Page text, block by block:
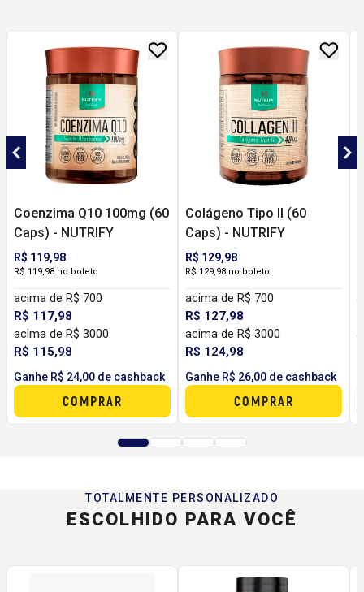
Coenzima Q10 100mg (60
Caps) - NUTRIFY
R$ 119,98
R$ 119,98 no boleto
acima de R$ 700
R$ 117,98
acima de R$ 3000
R$ 115,98
Ganhe R$ 24,00 de cashback
COMPRAR
Colágeno Tipo II (60
Caps) - NUTRIFY
R$ 129,98
R$ 129,98 no boleto
acima de R$ 700
R$ 127,98
acima de R$ 3000
R$ 124,98
Ganhe R$ 26,00 de cashback
COMPRAR
TOTALMENTE PERSONALIZADO
ESCOLHIDO PARA VOCÊ